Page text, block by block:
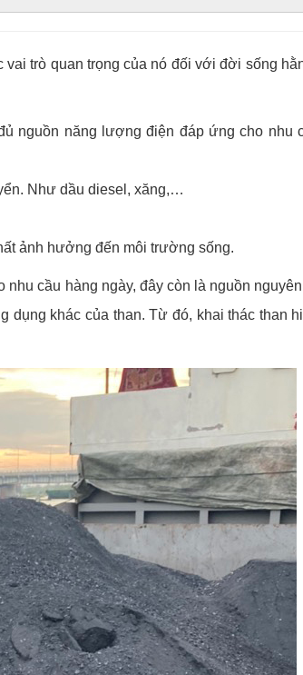
trò quan trọng của nó đối với đời sống
nguồn năng lượng điện đáp ứng cho nhu
Như dầu diesel, xăng,…
ảnh hưởng đến môi trường sống.
cầu hàng ngày, đây còn là nguồn
khác của than. Từ đó, khai thác than